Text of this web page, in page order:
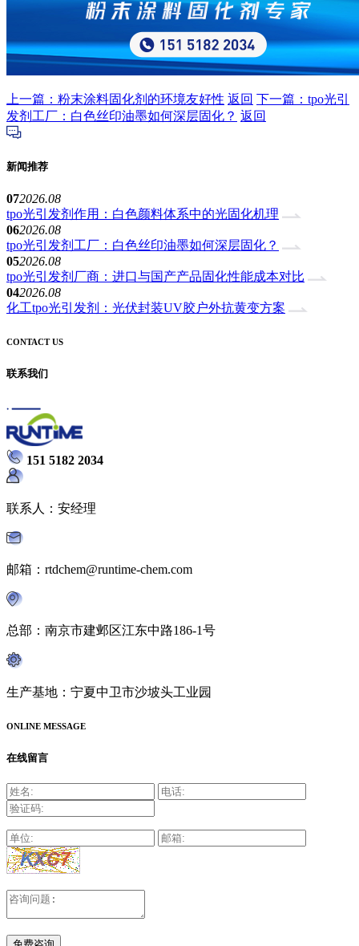
上一篇：粉末涂料固化剂的环境友好性 返回 下一篇：tpo光引
发剂工厂：白色丝印油墨如何深层固化？ 返回
新闻推荐
072026.08
tpo光引发剂作用：白色颜料体系中的光固化机理
062026.08
tpo光引发剂工厂：白色丝印油墨如何深层固化？
052026.08
tpo光引发剂厂商：进口与国产产品固化性能成本对比
042026.08
化工tpo光引发剂：光伏封装UV胶户外抗黄变方案
CONTACT US
联系我们
151 5182 2034
联系人：安经理
邮箱：rtdchem@runtime-chem.com
总部：南京市建邺区江东中路186-1号
生产基地：宁夏中卫市沙坡头工业园
ONLINE MESSAGE
在线留言